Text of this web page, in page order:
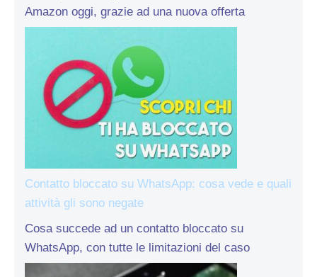
Amazon oggi, grazie ad una nuova offerta
Contatto bloccato su WhatsApp: cosa vede e quali
attività gli sono negate
Cosa succede ad un contatto bloccato su
WhatsApp, con tutte le limitazioni del caso